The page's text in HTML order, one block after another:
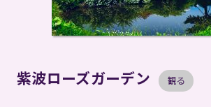
紫波ローズガーデン 観る